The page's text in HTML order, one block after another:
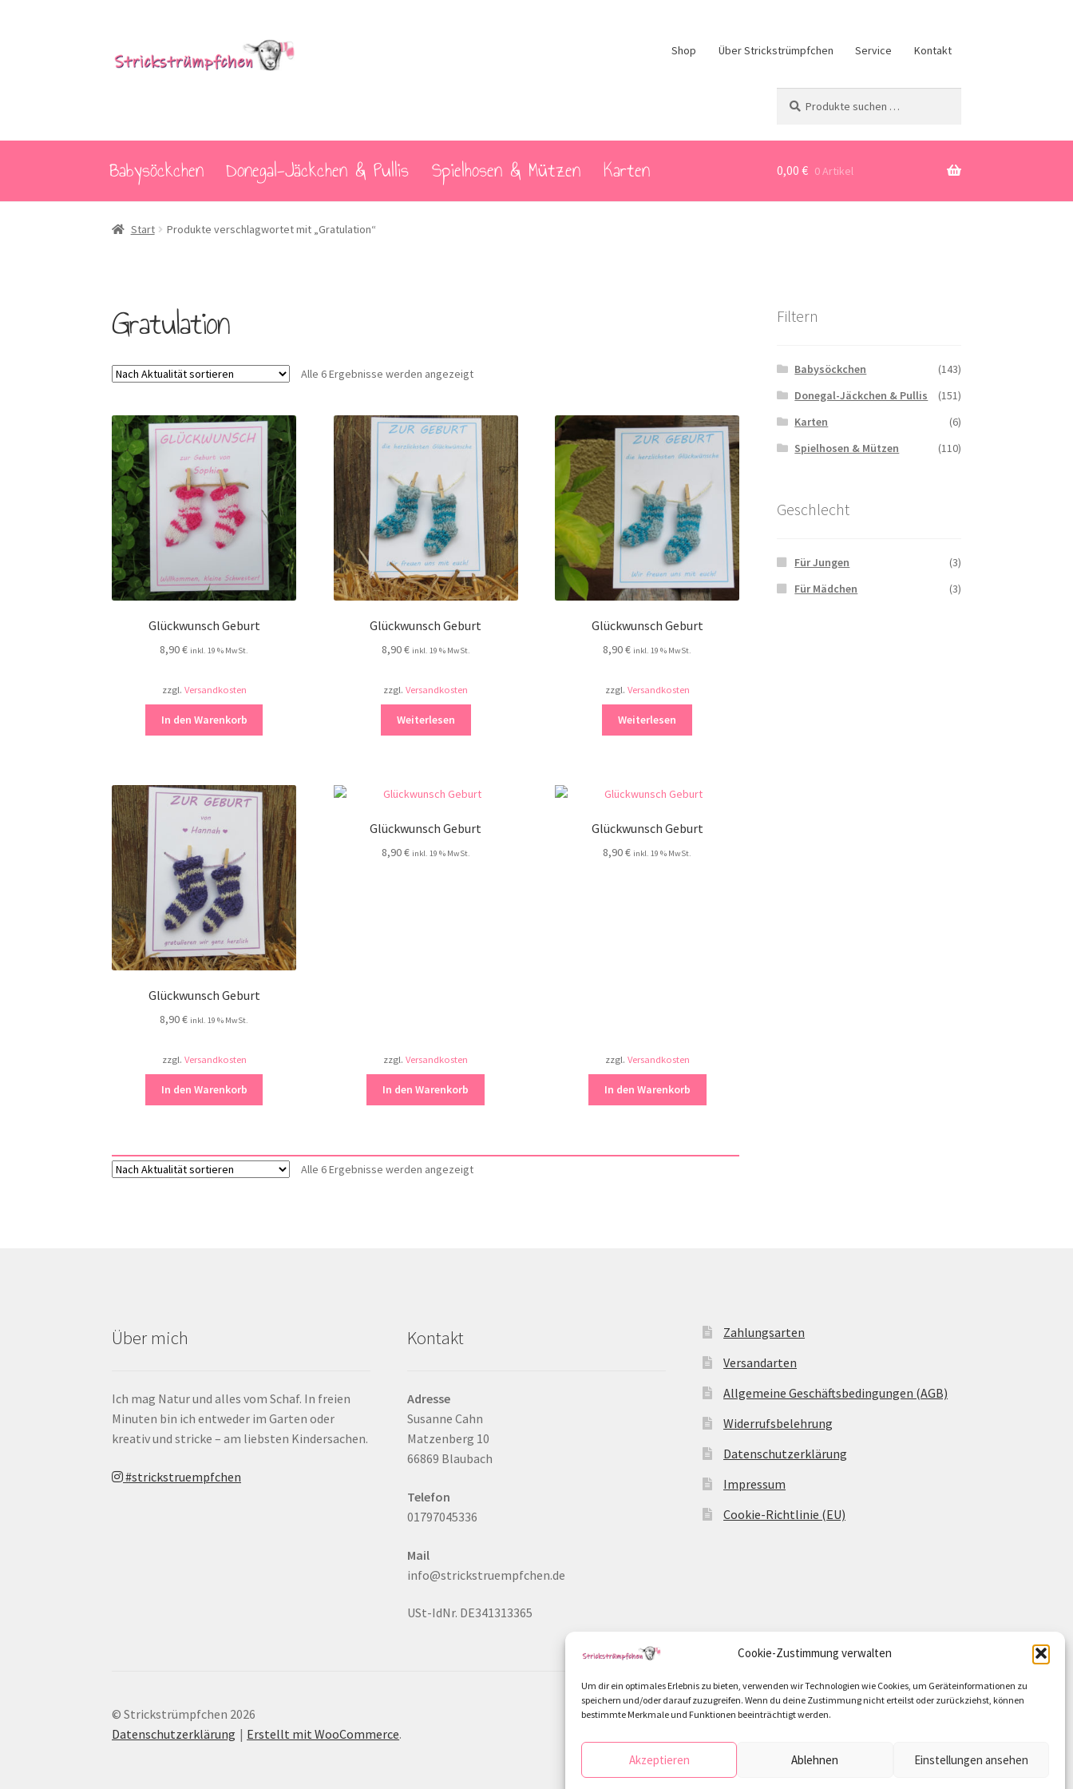
Cookie-Zustimmung verwalten
Um dir ein optimales Erlebnis zu bieten, verwenden wir Technologien wie Cookies, um Geräteinformationen zu
speichern und/oder darauf zuzugreifen. Wenn du deine Zustimmung nicht erteilst oder zurückziehst, können
bestimmte Merkmale und Funktionen beeinträchtigt werden.
Akzeptieren Ablehnen Einstellungen ansehen
Navigation
Inhalt
Shop Über Strickstrümpfchen Service Kontakt
nach:
Babysöckchen Donegal-Jäckchen & Pullis Spielhosen & Mützen Karten 0,00 € 0 Artikel
Start Produkte verschlagwortet mit „Gratulation“
Gratulation
Alle 6 Ergebnisse werden angezeigtNach
Glückwunsch Geburt
8,90€ inkl. 19 % MwSt.
zzgl. Versandkosten
In den Warenkorb
Glückwunsch Geburt
8,90€ inkl. 19 % MwSt.
zzgl.Versandkosten
Weiterlesen
Glückwunsch Geburt
8,90€ inkl. 19 % MwSt.
zzgl. Versandkosten
Weiterlesen
Glückwunsch Geburt
8,90€ inkl. 19 % MwSt.
zzgl. Versandkosten
In den Warenkorb
Glückwunsch Geburt
8,90€ inkl. 19 % MwSt.
zzgl.Versandkosten
In den Warenkorb
Glückwunsch Geburt
8,90€ inkl. 19 % MwSt.
zzgl. Versandkosten
In den Warenkorb
Alle 6 Ergebnisse werden angezeigtNach
Filtern
Babysöckchen
(143)
Donegal-Jäckchen & Pullis
(151)
Karten
(6)
Spielhosen & Mützen
(110)
Geschlecht
Für Jungen
(3)
Für Mädchen
(3)
Über mich
Ich mag Natur und alles vom Schaf. In freien
Minuten bin ich entweder im Garten oder
kreativ und stricke – am liebsten Kindersachen.
#strickstruempfchen
Kontakt
Adresse
Susanne Cahn
Matzenberg 10
66869 Blaubach
Telefon
01797045336
Mail
info@strickstruempfchen.de
USt-IdNr. DE341313365
Zahlungsarten
Versandarten
Allgemeine Geschäftsbedingungen (AGB)
Widerrufsbelehrung
Datenschutzerklärung
Impressum
Cookie-Richtlinie (EU)
© Strickstrümpfchen 2026
Datenschutzerklärung
Erstellt mit WooCommerce.